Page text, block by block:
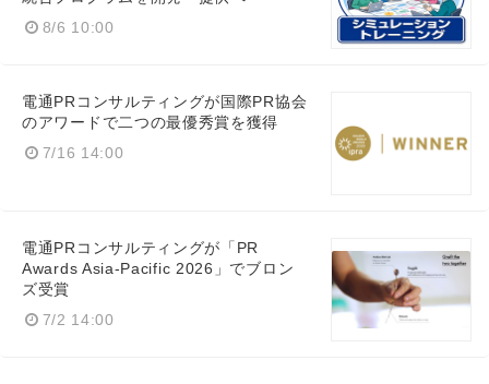
8/6 10:00
電通PRコンサルティングが国際PR協会
のアワードで二つの最優秀賞を獲得
7/16 14:00
電通PRコンサルティングが「PR
Awards Asia-Pacific 2026」でブロン
ズ受賞
7/2 14:00